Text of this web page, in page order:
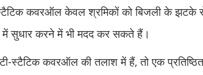
कवरऑल केवल श्रमिकों को बिजली के झटके
में सुधार करने में भी मदद कर सकते हैं।
स्टैटिक कवरऑल की तलाश में हैं, तो एक प्रतिष्ठित